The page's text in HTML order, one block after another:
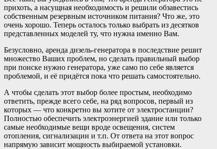
прихоть, а насущная необходимость и решили обзавестись
собственным резервным источником питания? Что же, это
очень хорошо. Теперь осталось только выбрать из десятков
представленных моделей ту, что нужна именно Вам.
Безусловно, аренда дизель-генератора в последствие решит
множество Ваших проблем, но сделать правильный выбор
при поиске нужно генератора, уже само по себе является
проблемой, и её придётся пока что решать самостоятельно.
А чтобы сделать этот выбор более простым, необходимо
ответить, прежде всего себе, на ряд вопросов, первый из
которых — что конкретно вы хотите от электростанции?
Полностью обеспечить электроэнергией здание или только
самые необходимые вещи вроде освещения, систем
отопления, сигнализации и т.п. От ответа на этот вопрос
напрямую зависит мощность выбираемой установки.